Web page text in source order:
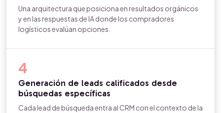
Una arquitectura que posiciona en resultados orgánicos
y en las respuestas de IA donde los compradores
logísticos evalúan opciones.
4
Generación de leads calificados desde
búsquedas específicas
Cada lead de búsqueda entra al CRM con el contexto de la